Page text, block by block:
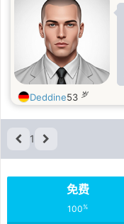
Deddine53 岁
1
免费
100%